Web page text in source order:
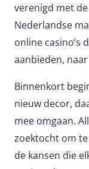
verenigd met
Nederlandse
online casino’s
aanbieden,
Binnenkort
nieuw decor,
mee omgaan.
zoektocht om
de kansen die